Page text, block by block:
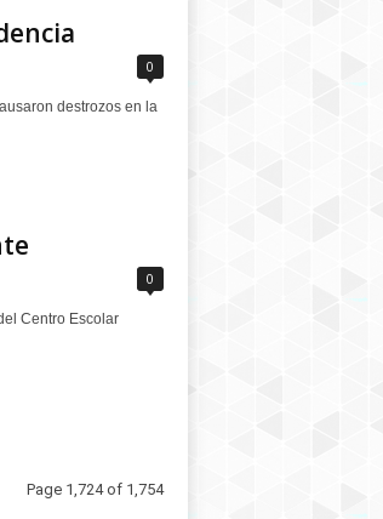
0
destrozos en la
0
Centro Escolar
Page 1,724 of 1,754